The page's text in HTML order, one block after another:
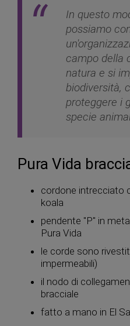
In questo
possiamo
campo della
natura e si
biodiversità,
proteggere i
specie
Pura Vida
cordone intrecciato
koala
pendente "P" in
Pura Vida
le corde sono
impermeabili)
il nodo di
bracciale
fatto a mano in El